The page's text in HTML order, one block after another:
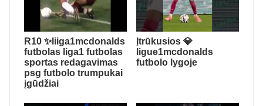
R10 ✨liiga1mcdonalds
futbolas liga1 futbolas
sportas redagavimas
psg futbolo trumpukai
įgūdžiai
Įtrūkusios 💎
ligue1mcdonalds
futbolo lygoje